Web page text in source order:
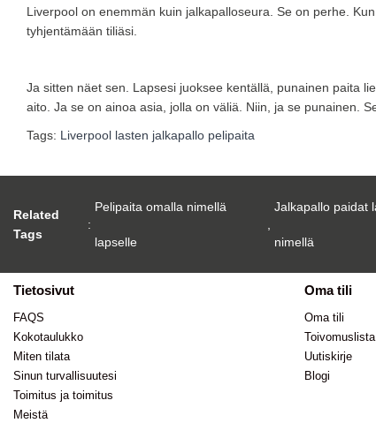
Liverpool on enemmän kuin jalkapalloseura. Se on perhe.
tyhjentämään tiliäsi.
Ja sitten näet sen. Lapsesi juoksee kentällä, punainen paita
aito. Ja se on ainoa asia, jolla on väliä. Niin, ja se punainen.
Tags: Liverpool lasten jalkapallo pelipaita
Related
Tags
:
Pelipaita omalla nimellä
lapselle
Jalkapallo paidat
nimellä
Tietosivut
FAQS
Kokotaulukko
Miten tilata
Sinun turvallisuutesi
Toimitus ja toimitus
Meistä
Oma tili
Oma tili
Toivomuslista
Uutiskirje
Blogi